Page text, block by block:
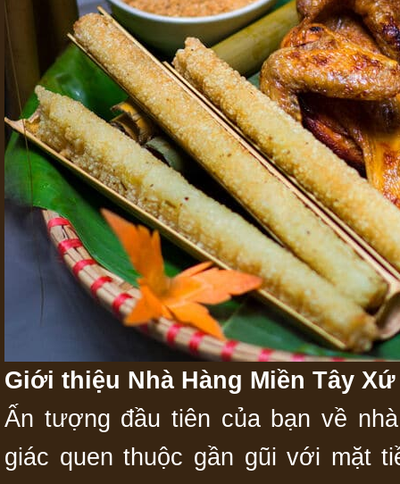
Giới thiệu Nhà Hàng Miền Tây
Ấn tượng đầu tiên của bạn về
giác quen thuộc gần gũi với mặt